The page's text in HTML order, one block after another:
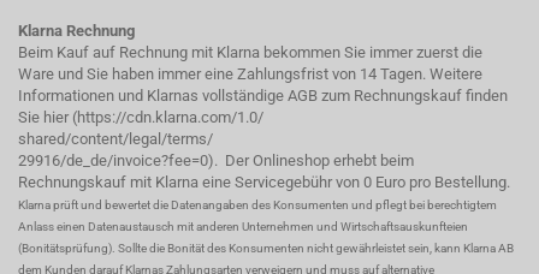
Klarna Rechnung
Beim Kauf auf Rechnung mit Klarna bekommen Sie immer zuerst die
Ware und Sie haben immer eine Zahlungsfrist von 14 Tagen. Weitere
Informationen und Klarnas vollständige AGB zum Rechnungskauf finden
Sie hier (https://cdn.klarna.com/1.0/
shared/content/legal/terms/
29916/de_de/invoice?fee=0). Der Onlineshop erhebt beim
Rechnungskauf mit Klarna eine Servicegebühr von 0 Euro pro Bestellung.
Klarna prüft und bewertet die Datenangaben des Konsumenten und pflegt bei berechtigtem
Anlass einen Datenaustausch mit anderen Unternehmen und Wirtschaftsauskunfteien
(Bonitätsprüfung). Sollte die Bonität des Konsumenten nicht gewährleistet sein, kann Klarna AB
dem Kunden darauf Klarnas Zahlungsarten verweigern und muss auf alternative